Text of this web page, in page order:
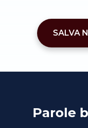
SALVA
Parole